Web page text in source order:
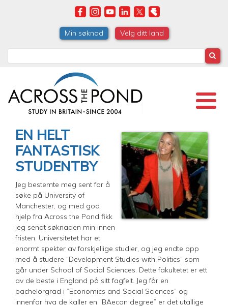
Min søknad Velg ditt land
EN HELT
FANTASTISK
STUDENTBY
Jeg bestemte meg sent for å
søke på University of
Manchester, og med god
hjelp fra Across the Pond fikk
jeg sendt søknaden min innen
fristen. Universitetet har et
enormt spekter av forskjellige studier, og jeg endte opp
med å studere “Development Studies with Politics” som
går under School of Social Sciences. Dette fakultetet er ett
av de beste i England på sitt fagfelt. Jeg får en
bachelorgrad i ”Economics and Social Sciences” og
innenfor hva de kaller en ”BAecon degree” er det utallige